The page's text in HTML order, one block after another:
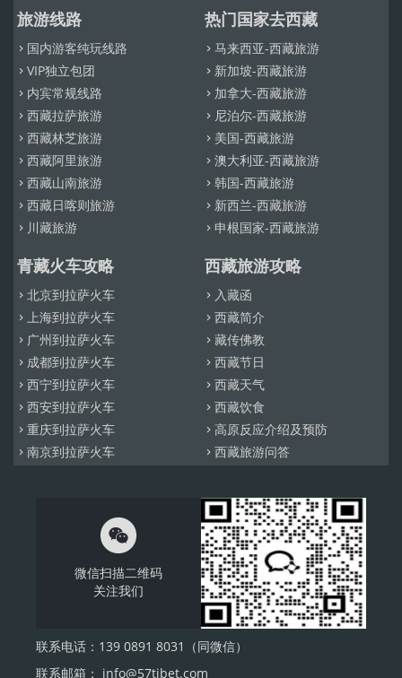
旅游线路
 国内游客纯玩线路
 VIP独立包团
 内宾常规线路
 西藏拉萨旅游
 西藏林芝旅游
 西藏阿里旅游
 西藏山南旅游
 西藏日喀则旅游
 川藏旅游
热门国家去西藏
 马来西亚-西藏旅游
 新加坡-西藏旅游
 加拿大-西藏旅游
 尼泊尔-西藏旅游
 美国-西藏旅游
 澳大利亚-西藏旅游
 韩国-西藏旅游
 新西兰-西藏旅游
 申根国家-西藏旅游
青藏火车攻略
 北京到拉萨火车
 上海到拉萨火车
 广州到拉萨火车
 成都到拉萨火车
 西宁到拉萨火车
 西安到拉萨火车
 重庆到拉萨火车
 南京到拉萨火车
西藏旅游攻略
 入藏函
 西藏简介
 藏传佛教
 西藏节日
 西藏天气
 西藏饮食
 高原反应介绍及预防
 西藏旅游问答

微信扫描二维码
关注我们
联系电话：139 0891 8031（同微信）
联系邮箱： info@57tibet.com